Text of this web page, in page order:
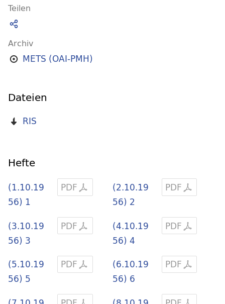
Teilen
Archiv
METS (OAI-PMH)
Dateien
RIS
Hefte
PDF
(1.10.19
56) 1
PDF
(2.10.19
56) 2
PDF
(3.10.19
56) 3
PDF
(4.10.19
56) 4
PDF
(5.10.19
56) 5
PDF
(6.10.19
56) 6